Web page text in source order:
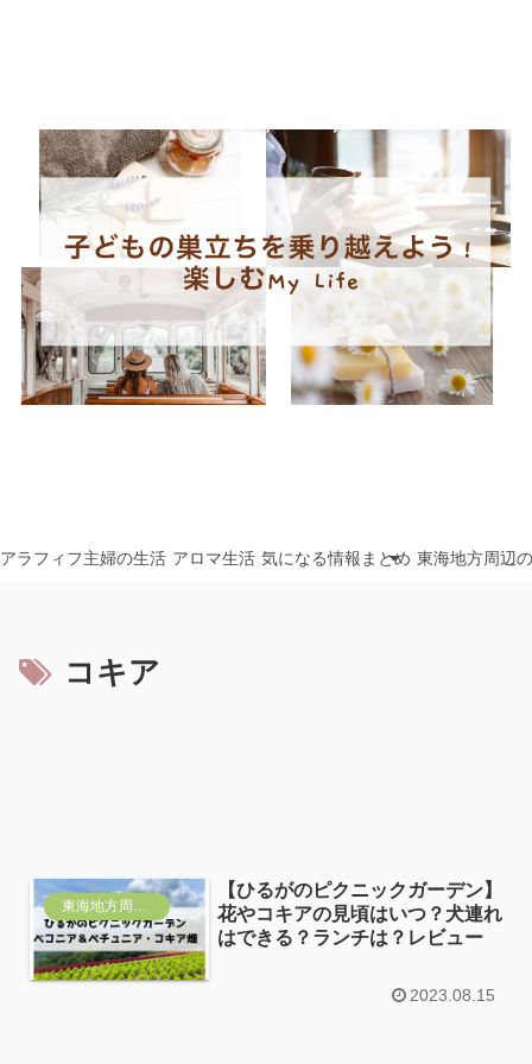
アラフィフ主婦の生活 アロマ生活 気になる情報まとめ 東海地方周辺
コキア
東海地方周辺おすすめ
【ひるがのピクニックガーデン】
花やコキアの見頃はいつ？犬連れ
はできる？ランチは？レビュー
2023.08.15